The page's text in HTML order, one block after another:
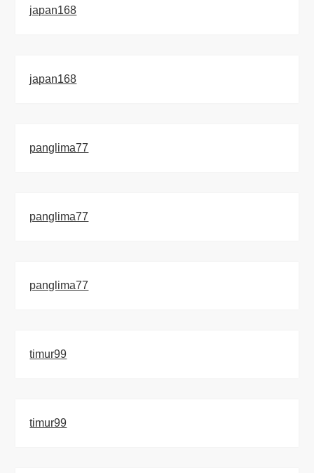
japan168
japan168
panglima77
panglima77
panglima77
timur99
timur99